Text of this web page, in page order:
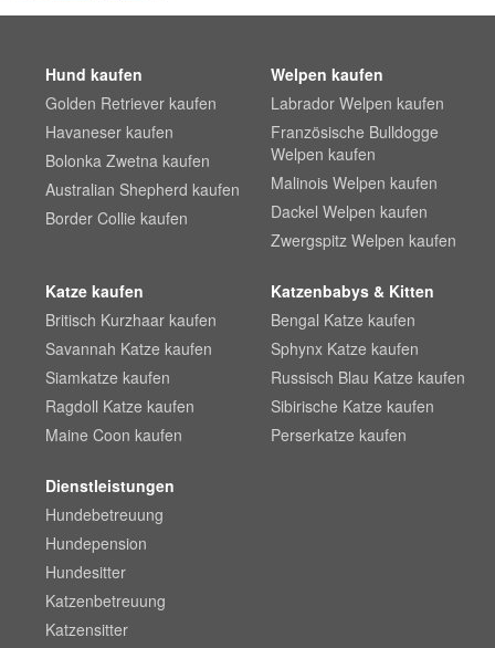
Hund kaufen
Golden Retriever kaufen
Havaneser kaufen
Bolonka Zwetna kaufen
Australian Shepherd kaufen
Border Collie kaufen
Welpen kaufen
Labrador Welpen kaufen
Französische Bulldogge
Welpen kaufen
Malinois Welpen kaufen
Dackel Welpen kaufen
Zwergspitz Welpen kaufen
Katze kaufen
Britisch Kurzhaar kaufen
Savannah Katze kaufen
Siamkatze kaufen
Ragdoll Katze kaufen
Maine Coon kaufen
Katzenbabys & Kitten
Bengal Katze kaufen
Sphynx Katze kaufen
Russisch Blau Katze kaufen
Sibirische Katze kaufen
Perserkatze kaufen
Dienstleistungen
Hundebetreuung
Hundepension
Hundesitter
Katzenbetreuung
Katzensitter